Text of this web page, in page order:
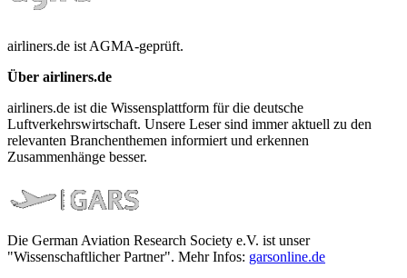
airliners.de ist AGMA-geprüft.
Über airliners.de
airliners.de ist die Wissensplattform für die deutsche
Luftverkehrswirtschaft. Unsere Leser sind immer aktuell zu den
relevanten Branchenthemen informiert und erkennen
Zusammenhänge besser.
Die German Aviation Research Society e.V. ist unser
"Wissenschaftlicher Partner". Mehr Infos: garsonline.de